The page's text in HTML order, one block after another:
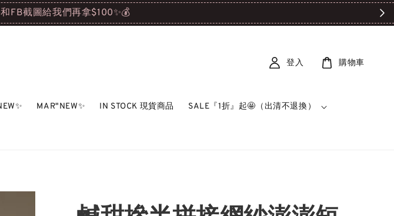
FB截圖給我們再拿$100✨💰
MAR"NEW✨ IN STOCK 現貨商品 SALE『1折』起🤩（出清不退換）
登入 購物車